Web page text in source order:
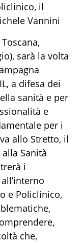
il
Vannini
sarà la volta
, a difesa dei
sanità e per
e
per i
allo Stretto, il
Sanità
i
e Policlinico,
che,